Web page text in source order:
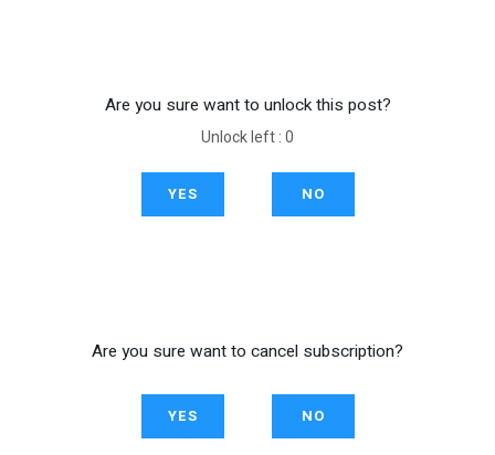
Are you sure want to unlock this post?
Unlock left : 0
YES NO
Are you sure want to cancel subscription?
YES NO